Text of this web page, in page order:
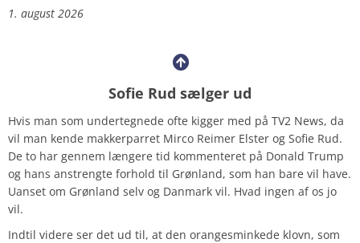
1. august 2026
Sofie Rud sælger ud
Hvis man som undertegnede ofte kigger med på TV2 News, da
vil man kende makkerparret Mirco Reimer Elster og Sofie Rud.
De to har gennem længere tid kommenteret på Donald Trump
og hans anstrengte forhold til Grønland, som han bare vil have.
Uanset om Grønland selv og Danmark vil. Hvad ingen af os jo
vil.
Indtil videre ser det ud til, at den orangesminkede klovn, som